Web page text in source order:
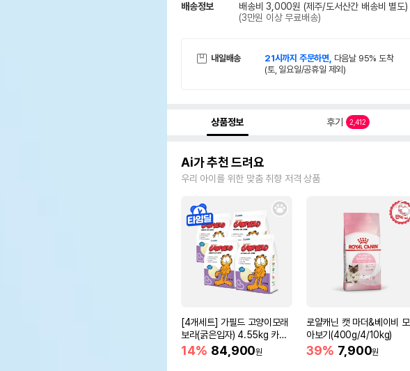
배송정보 배송비 3,000원 (제주/도서산간 배송비 별도)
(3만원 이상 무료배송)
내일배송 21시까지 주문하면, 다음날 95% 도착
(토, 일요일/공휴일 제외)
상품정보 후기 2,412
Ai가 추천 드려요
우리 아이를 위한 맞춤 취향 저격 상품
[4개세트] 가필드 고양이모래
보라(굵은입자) 4.55kg 카사
바모래
14% 84,900원
로얄캐닌 캣 마더&베이비 모
아보기(400g/4/10kg)
39% 7,900원